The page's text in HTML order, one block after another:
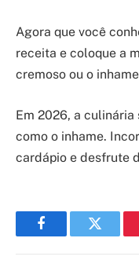
Agora que você
receita e coloque a
cremoso ou o
Em 2026, a
como o inhame.
cardápio e desfrute
FacebookTwitter